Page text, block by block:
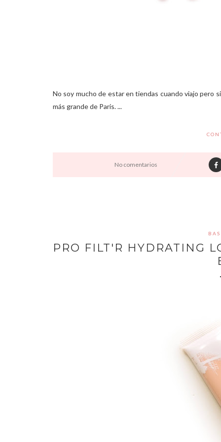
No soy mucho de estar en tiendas cuando viajo pero
más grande de Paris. ...
No comentarios
PRO FILT'R HYDRATING